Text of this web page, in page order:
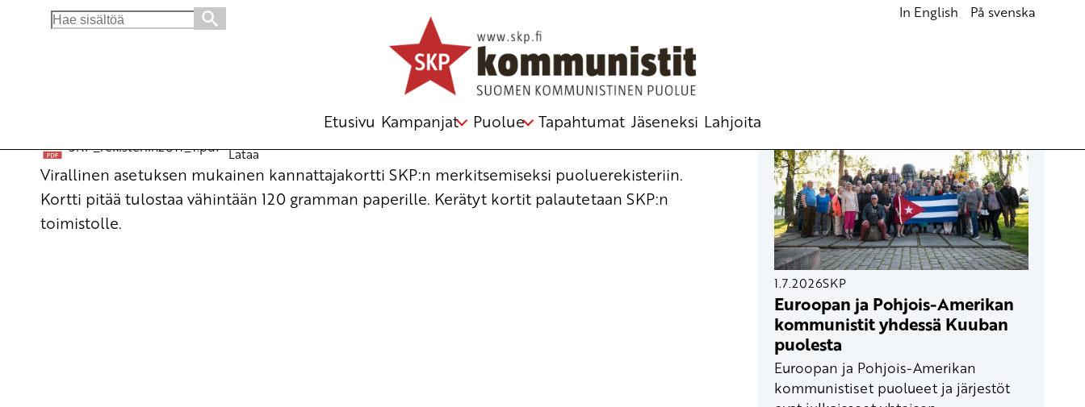
Search
In English På svenska
Etusivu Kampanjat Puolue Tapahtumat Jäseneksi Lahjoita
SKP_rekisteriin2011_1.pdf Lataa
Virallinen asetuksen mukainen kannattajakortti SKP:n merkitsemiseksi puoluerekisteriin.
Kortti pitää tulostaa vähintään 120 gramman paperille. Kerätyt kortit palautetaan SKP:n
toimistolle.
1.7.2026SKP
Euroopan ja Pohjois-Amerikan
kommunistit yhdessä Kuuban
puolesta
Euroopan ja Pohjois-Amerikan
kommunistiset puolueet ja järjestöt